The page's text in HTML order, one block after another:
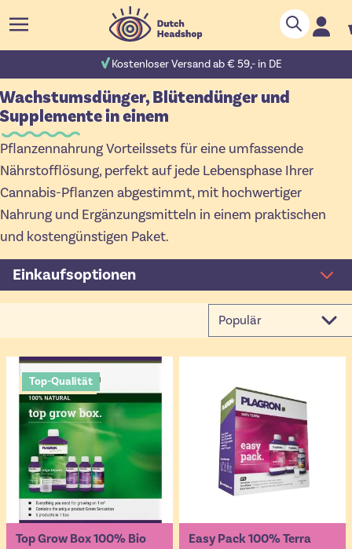
Suche
Kostenloser Versand ab € 59,- in DE
Wachstumsdünger, Blütendünger und
Supplemente in einem
Pflanzennahrung Vorteilssets für eine umfassende
Nährstofflösung, perfekt auf jede Lebensphase Ihrer
Cannabis-Pflanzen abgestimmt, mit hochwertiger
Nahrung und Ergänzungsmitteln in einem praktischen
und kostengünstigen Paket.
Einkaufsoptionen
Top-Qualität
Top Grow Box 100% Bio
Easy Pack 100% Terra